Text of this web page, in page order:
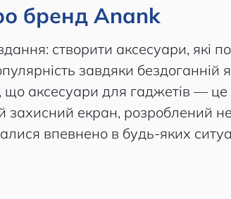
бренд Anank
створити аксесуари, які
завдяки бездоганній
аксесуари для гаджетів — це
екран, розроблений
впевнено в будь-яких